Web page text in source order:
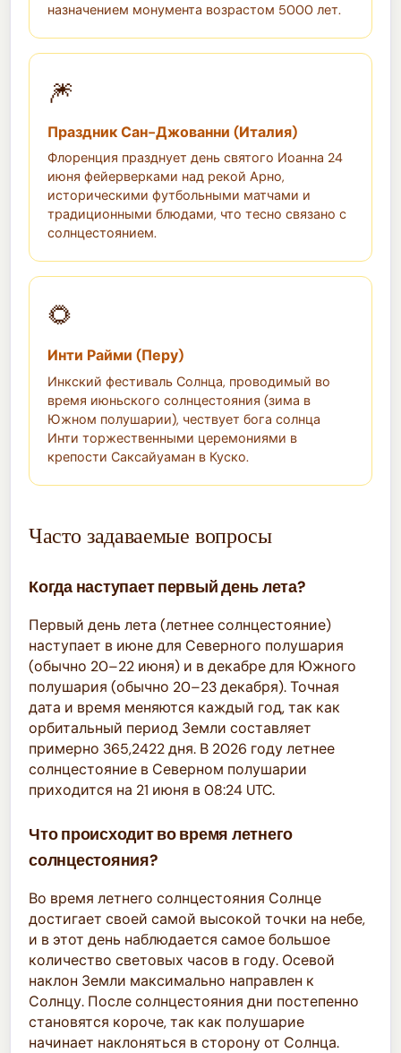
назначением монумента возрастом 5000 лет.
🎆
Праздник Сан-Джованни (Италия)
Флоренция празднует день святого Иоанна 24
июня фейерверками над рекой Арно,
историческими футбольными матчами и
традиционными блюдами, что тесно связано с
солнцестоянием.
🌻
Инти Райми (Перу)
Инкский фестиваль Солнца, проводимый во
время июньского солнцестояния (зима в
Южном полушарии), чествует бога солнца
Инти торжественными церемониями в
крепости Саксайуаман в Куско.
Часто задаваемые вопросы
Когда наступает первый день лета?
Первый день лета (летнее солнцестояние)
наступает в июне для Северного полушария
(обычно 20–22 июня) и в декабре для Южного
полушария (обычно 20–23 декабря). Точная
дата и время меняются каждый год, так как
орбитальный период Земли составляет
примерно 365,2422 дня. В 2026 году летнее
солнцестояние в Северном полушарии
приходится на 21 июня в 08:24 UTC.
Что происходит во время летнего
солнцестояния?
Во время летнего солнцестояния Солнце
достигает своей самой высокой точки на небе,
и в этот день наблюдается самое большое
количество световых часов в году. Осевой
наклон Земли максимально направлен к
Солнцу. После солнцестояния дни постепенно
становятся короче, так как полушарие
начинает наклоняться в сторону от Солнца.